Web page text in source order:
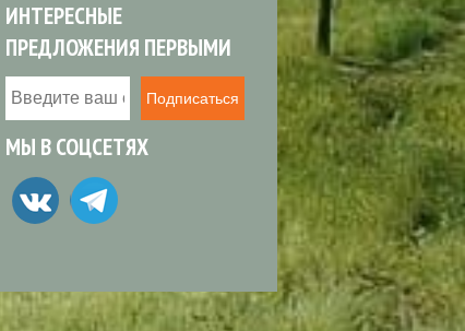
ИНТЕРЕСНЫЕ
ПРЕДЛОЖЕНИЯ ПЕРВЫМИ
Подписаться
МЫ В СОЦСЕТЯХ